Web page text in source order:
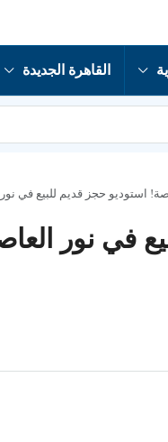
القاهرة الجديدة
استوديو حجز قديم للبيع في نور
في نور